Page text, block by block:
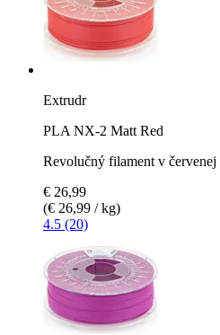
Extrudr
PLA NX-2 Matt Red
Revolučný filament v červenej
€ 26,99
(€ 26,99 / kg)
4.5 (20)